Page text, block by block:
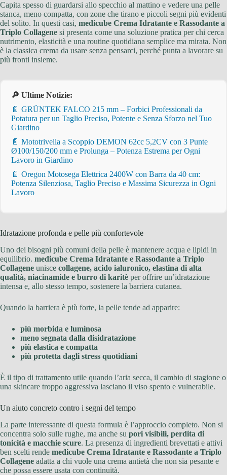
Capita spesso di guardarsi allo specchio al mattino e vedere una pelle
stanca, meno compatta, con zone che tirano e piccoli segni più evidenti
del solito. In questi casi, medicube Crema Idratante e Rassodante a
Triplo Collagene si presenta come una soluzione pratica per chi cerca
nutrimento, elasticità e una routine quotidiana semplice ma mirata. Non
è la classica crema da usare senza pensarci, perché punta a lavorare su
più fronti insieme.
🔎 Ultime Notizie:
📄 GRÜNTEK FALCO 215 mm – Forbici Professionali da
Potatura per un Taglio Preciso, Potente e Senza Sforzo nel Tuo
Giardino
📄 Mototrivella a Scoppio DEMON 62cc 5,2CV con 3 Punte
Ø100/150/200 mm e Prolunga – Potenza Estrema per Ogni
Lavoro in Giardino
📄 Oregon Motosega Elettrica 2400W con Barra da 40 cm:
Potenza Silenziosa, Taglio Preciso e Massima Sicurezza in Ogni
Lavoro
Idratazione profonda e pelle più confortevole
Uno dei bisogni più comuni della pelle è mantenere acqua e lipidi in
equilibrio. medicube Crema Idratante e Rassodante a Triplo
Collagene unisce collagene, acido ialuronico, elastina di alta
qualità, niacinamide e burro di karitè per offrire un’idratazione
intensa e, allo stesso tempo, sostenere la barriera cutanea.
Quando la barriera è più forte, la pelle tende ad apparire:
più morbida e luminosa
meno segnata dalla disidratazione
più elastica e compatta
più protetta dagli stress quotidiani
È il tipo di trattamento utile quando l’aria secca, il cambio di stagione o
una skincare troppo aggressiva lasciano il viso spento e vulnerabile.
Un aiuto concreto contro i segni del tempo
La parte interessante di questa formula è l’approccio completo. Non si
concentra solo sulle rughe, ma anche su pori visibili, perdita di
tonicità e macchie scure. La presenza di ingredienti brevettati e attivi
ben scelti rende medicube Crema Idratante e Rassodante a Triplo
Collagene adatta a chi vuole una crema antietà che non sia pesante e
che possa essere usata con continuità.